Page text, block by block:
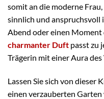
somit an die moderne
sinnlich und anspruchsvoll
Abend oder einen Moment
charmanter Duft passt zu
Trägerin mit einer Aura
Lassen Sie sich von dieser
einen verzauberten